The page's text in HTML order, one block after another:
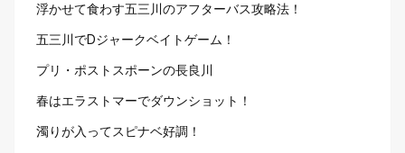
浮かせて食わす五三川のアフターバス攻略法！
五三川でDジャークベイトゲーム！
プリ・ポストスポーンの長良川
春はエラストマーでダウンショット！
濁りが入ってスピナベ好調！